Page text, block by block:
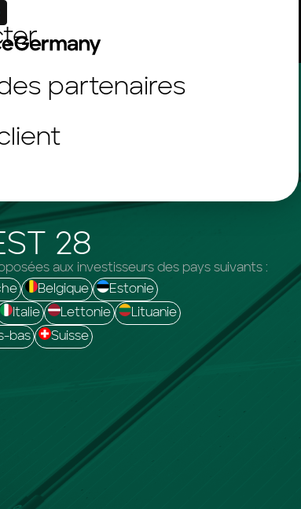
partenaires
28
aux investisseurs des pays suivants :
Belgique
Estonie
Italie Lettonie
Lituanie
bas Suisse